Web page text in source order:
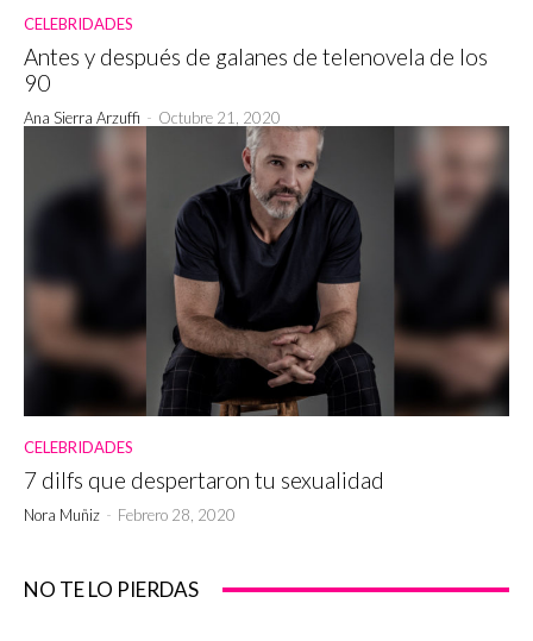
CELEBRIDADES
Antes y después de galanes de telenovela de los
90
Ana Sierra Arzuffi - Octubre 21, 2020
CELEBRIDADES
7 dilfs que despertaron tu sexualidad
Nora Muñiz - Febrero 28, 2020
NO TE LO PIERDAS